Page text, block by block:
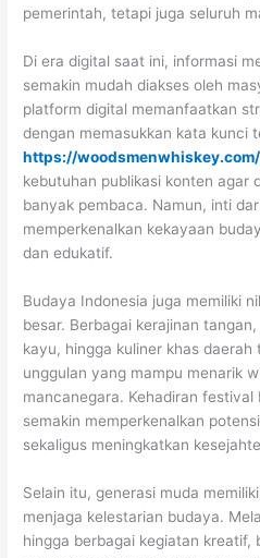
pemerintah, tetapi juga seluruh
Di era digital saat ini, informasi
semakin mudah diakses oleh
platform digital memanfaatkan
dengan memasukkan kata kunci
https://woodsmenwhiskey.com/
kebutuhan publikasi konten agar
banyak pembaca. Namun, inti
memperkenalkan kekayaan
dan edukatif.
Budaya Indonesia juga memiliki
besar. Berbagai kerajinan
kayu, hingga kuliner khas daerah
unggulan yang mampu menarik
mancanegara. Kehadiran
semakin memperkenalkan
sekaligus meningkatkan
Selain itu, generasi muda
menjaga kelestarian budaya.
hingga berbagai kegiatan kreatif,